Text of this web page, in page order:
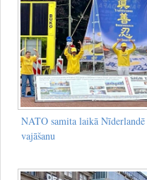
NATO samita laikā
vajāšanu